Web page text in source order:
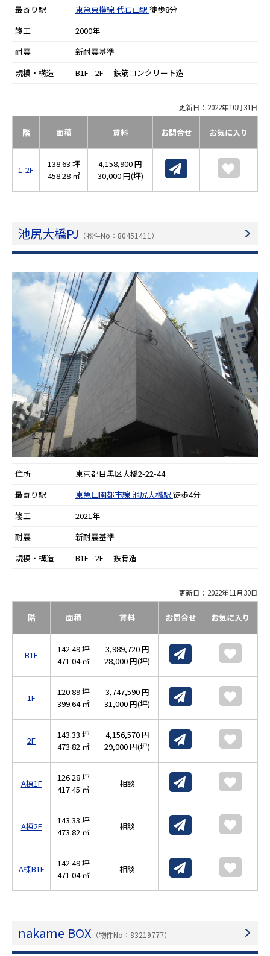
最寄り駅
東急東横線代官山駅 徒歩8分
竣工
2000年
耐震
新耐震基準
規模・構造
B1F - 2F 鉄筋コンクリート造
更新日：2022年10月31日
階 面積 賃料 お問合せ お気に入り
1-2F
138.63 坪
458.28 ㎡
4,158,900 円
30,000 円(坪)
池尻大橋PJ （物件No：80451411）
住所
東京都目黒区大橋2-22-44
最寄り駅
東急田園都市線池尻大橋駅 徒歩4分
竣工
2021年
耐震
新耐震基準
規模・構造
B1F - 2F 鉄骨造
更新日：2022年11月30日
階 面積 賃料 お問合せ お気に入り
B1F
142.49 坪
471.04 ㎡
3,989,720 円
28,000 円(坪)
1F
120.89 坪
399.64 ㎡
3,747,590 円
31,000 円(坪)
2F
143.33 坪
473.82 ㎡
4,156,570 円
29,000 円(坪)
A棟1F
126.28 坪
417.45 ㎡
相談
A棟2F
143.33 坪
473.82 ㎡
相談
A棟B1F
142.49 坪
471.04 ㎡
相談
nakame BOX （物件No：83219777）